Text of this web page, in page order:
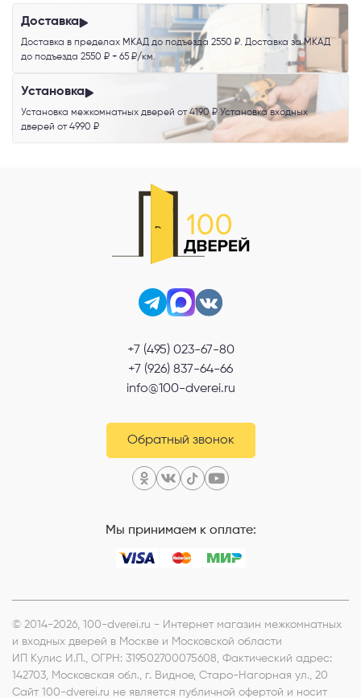
Доставка
Доставка в пределах МКАД до подъезда 2550 ₽. Доставка за МКАД
до подъезда 2550 ₽ + 65 ₽/км.
Установка
Установка межкомнатных дверей от 4190 ₽ Установка входных
дверей от 4990 ₽
+7 (495) 023-67-80
+7 (926) 837-64-66
info@100-dverei.ru
Обратный звонок
Мы принимаем к оплате:
© 2014-2026, 100-dverei.ru - Интернет магазин межкомнатных
и входных дверей в Москве и Московской области
ИП Кулис И.П. , ОГРН: 319502700075608, Фактический адрес:
142703, Московская обл., г. Видное, Старо-Нагорная ул., 20
Сайт 100-dverei.ru не является публичной офертой и носит